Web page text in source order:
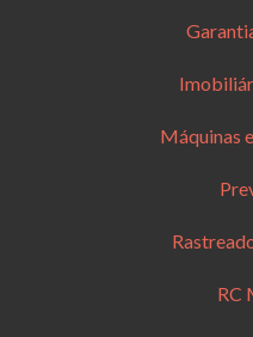
Máquinas
RC